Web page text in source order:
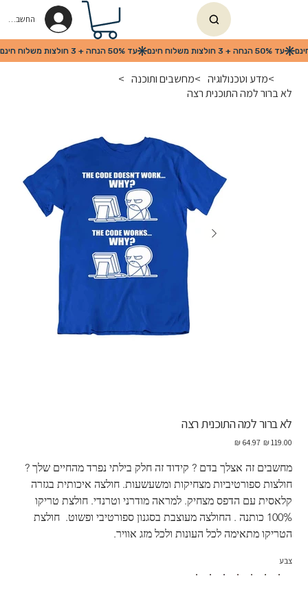
החשבון שלי
>מדע וטכנולוגיה >מחשבים ותוכנה >
לא ברור למה התוכנית רצה
לא ברור למה התוכנית רצה
מחיר
מחיר
‏64.97 ‏₪
מחשבים זה אצלך בדם ? קידוד זה חלק בילתי נפרד מהחיים שלך ?
חולצות ספורטיביות מצחיקות ומשעשעות. חולצה איכותית בגזרה
קלאסית עם הדפס מצחיק. למראה מודרני וטרנדי. חולצת טריקו
100% כותנה . החולצה מעוצבת בסגנון ספורטיבי ופשוט.  חולצת
הטריקו מתאימה לכל העונות ולכל מזג אוויר.
צבע